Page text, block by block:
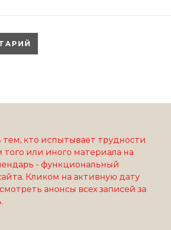
кто испытывает трудности
того или иного материала на
- функциональный
Кликом на активную дату
анонсы всех записей за